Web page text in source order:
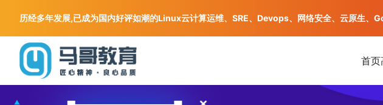
首页
历经多年发展,已成为国内好评如潮的Linux云计算运维、SRE、Devops、网络安全、云原生、